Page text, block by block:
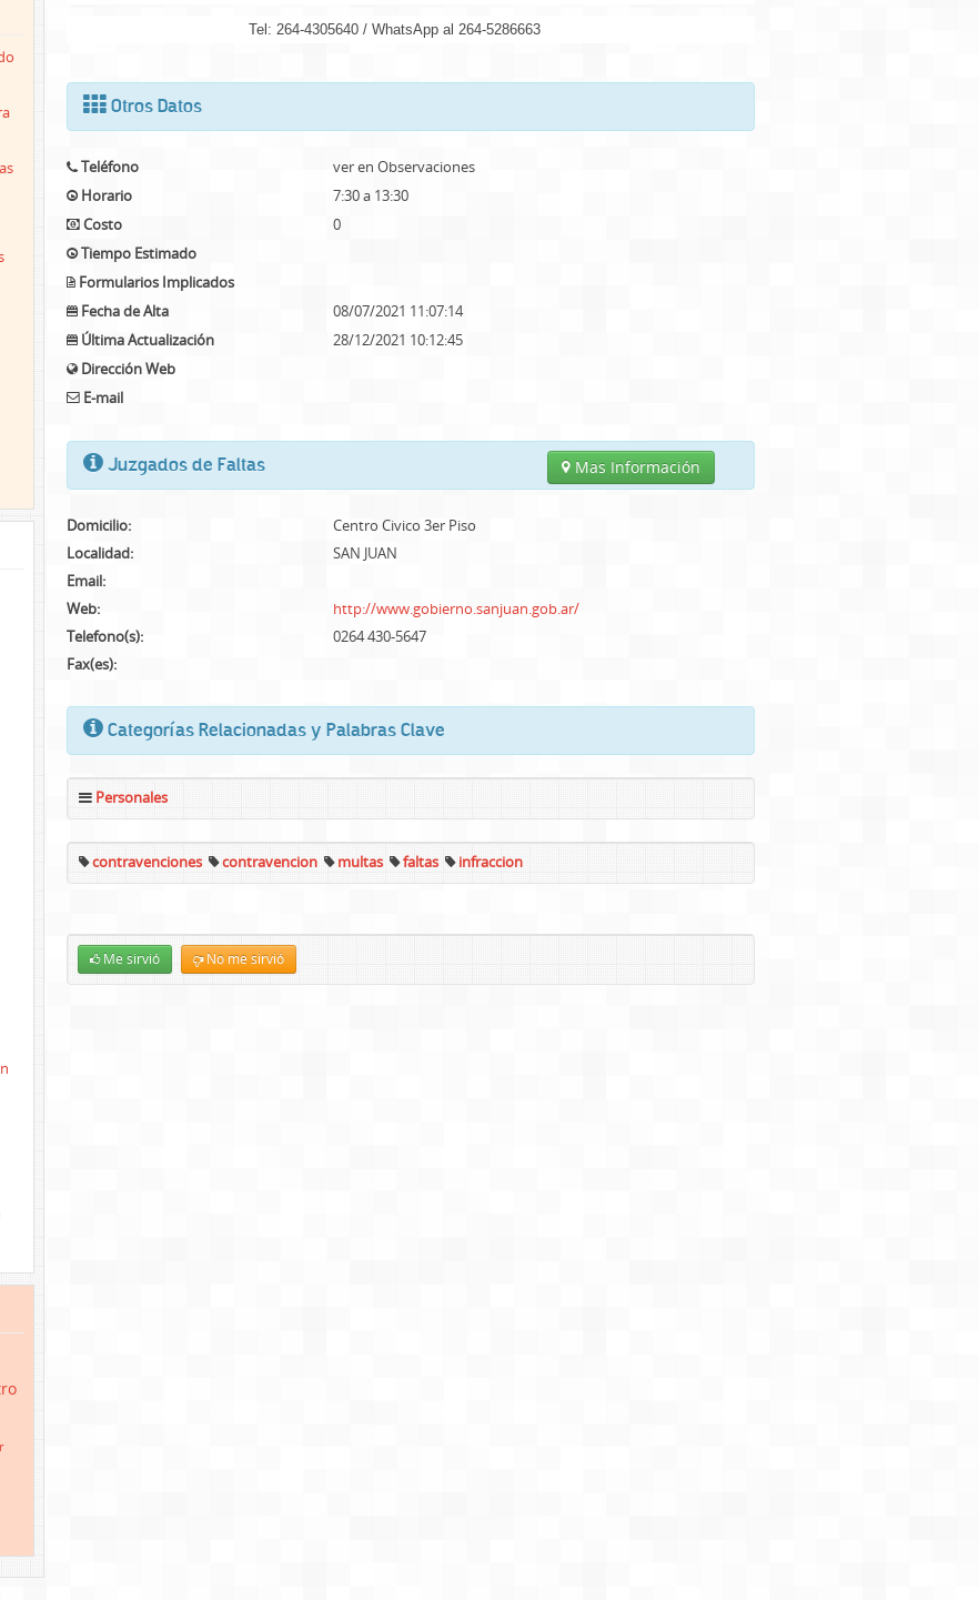
Tel: 264-4305640 / WhatsApp al 264-5286663
Otros Datos
Teléfono
ver en Observaciones
Horario
7:30 a 13:30
Costo
0
Tiempo Estimado
Formularios Implicados
Fecha de Alta
08/07/2021 11:07:14
Última Actualización
28/12/2021 10:12:45
Dirección Web
E-mail
Mas Información
Juzgados de Faltas
Domicilio:
Centro Civico 3er Piso
Localidad:
SAN JUAN
Email:
Web:
http://www.gobierno.sanjuan.gob.ar/
Telefono(s):
0264 430-5647
Fax(es):
Categorías Relacionadas y Palabras Clave
Personales
contravenciones contravencion multas faltas infraccion
Me sirvió No me sirvió